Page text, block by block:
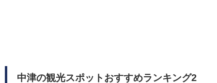
中津の観光スポットおすすめランキング2